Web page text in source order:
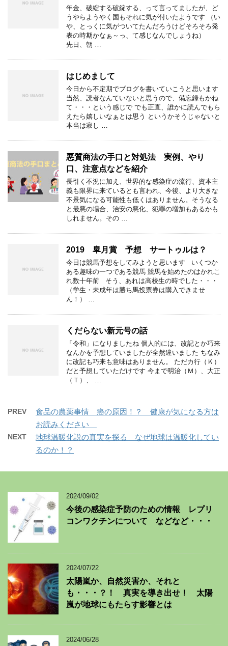
年金、破綻する破綻する、って言ってましたが、ど
うやらようやく国もそれに気が付いたようです （い
や、とっくに気がついてたんだろうけどそろそろ発
表の時期かなぁ～っ、て感じなんでしょうね）
先日、朝 …
はじめまして
今日から不定期でブログを書いていこうと思います
当然、読者なんていないと思うので、備忘録もかね
て・・・という感じで でも正直、誰かに読んでもら
えたら嬉しいなぁとは思う というかそうじゃないと
本当は寂し …
悪質商法の手口と対処法 実例、やり
口、注意点などを紹介
長引く不況に加え、世界的な感染症の流行、資本主
義も限界に来ているとも言われ、今後、より大きな
不景気になる可能性も低くはありません。そうなる
と最悪の場合、治安の悪化、犯罪の増加もあるかも
しれません。その …
2019 皐月賞 予想 サートゥルは？
今日は競馬予想をしてみようと思います いくつか
ある趣味の一つである競馬 競馬を始めたのはかれこ
れ数十年前 そう、あれは高校生の時でした・・・
（学生・未成年は勝ち馬投票券は購入できませ
ん！） …
くだらない新元号の話
「令和」になりましたね 個人的には、改記とか巧来
なんかを予想していましたが全然違いました ちなみ
に改記も巧来も意味はありません。 ただカ行（Ｋ）
だと予想していただけです 今まで明治（Ｍ）、大正
（Ｔ）、 …
PREV
食品の農薬事情 癌の原因！？ 健康が気になる方は
お読みください
NEXT
地球温暖化説の真実を探る なぜ地球は温暖化してい
るのか！？
2024/09/02
今後の感染症予防のための情報 レプリ
コンワクチンについて などなど・・・
2024/07/22
太陽嵐か、自然災害か、それと
も・・・？！ 真実を導き出せ！ 太陽
嵐が地球にもたらす影響とは
2024/06/28